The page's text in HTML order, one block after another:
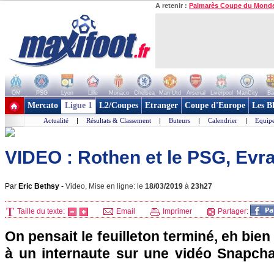
A retenir : Palmarès Coupe du
OM PSG Lyon Lille Monaco Chelsea Man Utd Arsenal Liverpool ManCity
+ de clubs
Mercato Ligue 1 L2/Coupes Etranger Coupe d'Europe Les
Actualité | Résultats & Classement | Buteurs | Calendrier |
VIDEO : Rothen et le PSG,
Par Eric Bethsy - Video, Mise en ligne: le 18/03/2019 à 23h27
Taille du texte: Email Imprimer Partager:
On pensait le feuilleton terminé, eh
à un internaute sur une vidéo